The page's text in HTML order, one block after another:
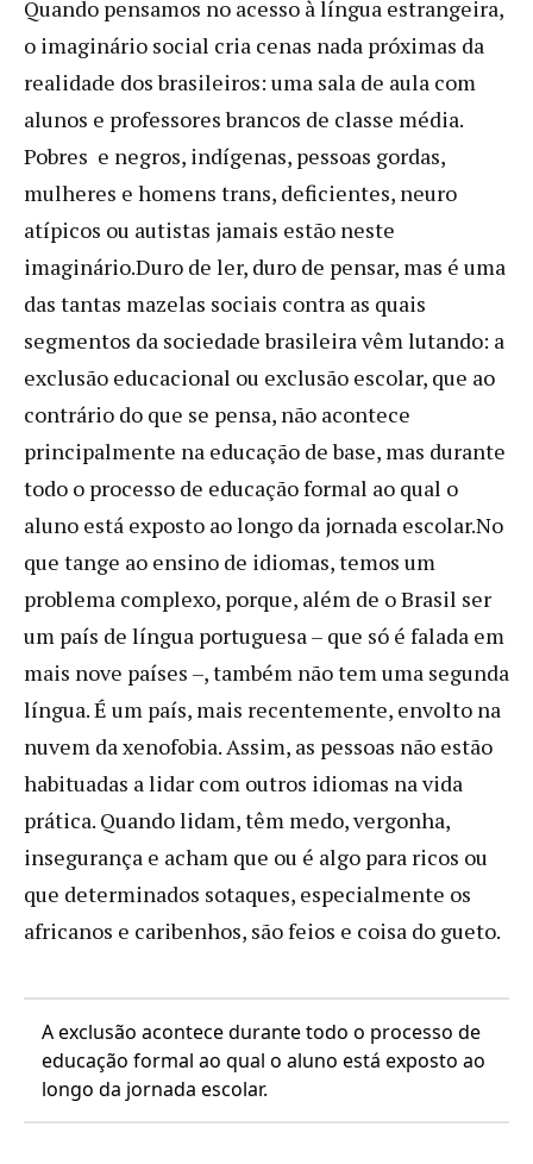
Quando pensamos no acesso à língua estrangeira,
o imaginário social cria cenas nada próximas da
realidade dos brasileiros: uma sala de aula com
alunos e professores brancos de classe média.
Pobres e negros, indígenas, pessoas gordas,
mulheres e homens trans, deficientes, neuro
atípicos ou autistas jamais estão neste
imaginário.Duro de ler, duro de pensar, mas é uma
das tantas mazelas sociais contra as quais
segmentos da sociedade brasileira vêm lutando: a
exclusão educacional ou exclusão escolar, que ao
contrário do que se pensa, não acontece
principalmente na educação de base, mas durante
todo o processo de educação formal ao qual o
aluno está exposto ao longo da jornada escolar.No
que tange ao ensino de idiomas, temos um
problema complexo, porque, além de o Brasil ser
um país de língua portuguesa – que só é falada em
mais nove países –, também não tem uma segunda
língua. É um país, mais recentemente, envolto na
nuvem da xenofobia. Assim, as pessoas não estão
habituadas a lidar com outros idiomas na vida
prática. Quando lidam, têm medo, vergonha,
insegurança e acham que ou é algo para ricos ou
que determinados sotaques, especialmente os
africanos e caribenhos, são feios e coisa do gueto.
A exclusão acontece durante todo o processo de
educação formal ao qual o aluno está exposto ao
longo da jornada escolar.